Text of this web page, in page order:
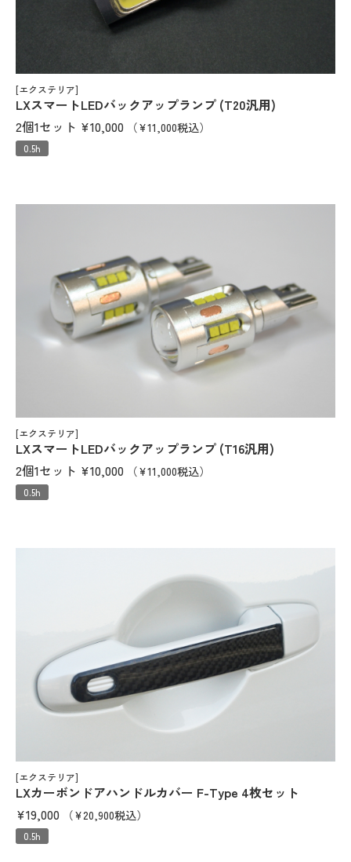
[エクステリア]
LXスマートLEDバックアップランプ (T20汎用)
2個1セット ¥10,000 （¥11,000税込）
0.5h
[エクステリア]
LXスマートLEDバックアップランプ (T16汎用)
2個1セット ¥10,000 （¥11,000税込）
0.5h
[エクステリア]
LXカーボンドアハンドルカバー F-Type 4枚セット
¥19,000
（¥20,900税込）
0.5h